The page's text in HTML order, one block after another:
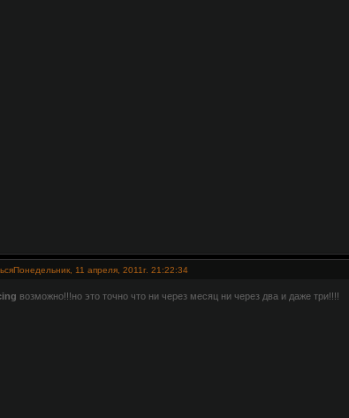
Понедельник, 11 апреля, 2011г. 21:22:34
возможно!!!но это точно что ни через месяц ни через два и даже три!!!!